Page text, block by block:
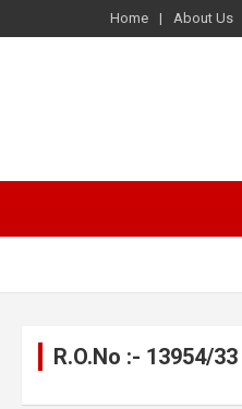
Home About Us
R.O.No :- 13954/33